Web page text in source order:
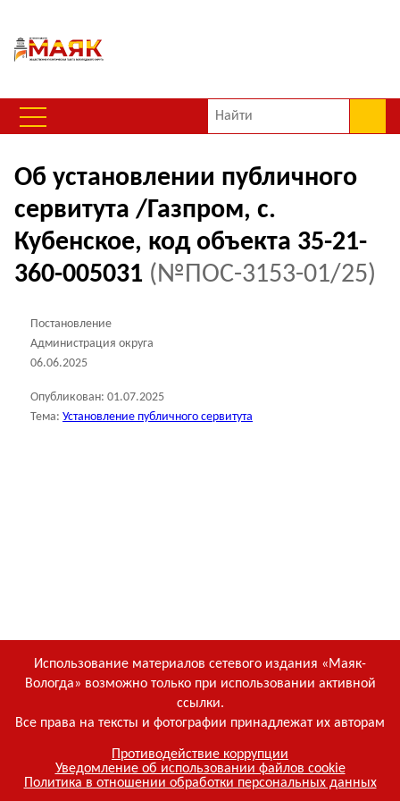
Об установлении публичного
сервитута /Газпром, с.
Кубенское, код объекта 35-21-
360-005031 (№ПОС-3153-01/25)
Постановление
Администрация округа
06.06.2025
Опубликован: 01.07.2025
Тема: Установление публичного сервитута
Использование материалов сетевого издания «Маяк-
Вологда» возможно только при использовании активной
ссылки.
Все права на тексты и фотографии принадлежат их авторам
Противодействие коррупции
Уведомление об использовании файлов cookie
Политика в отношении обработки персональных данных